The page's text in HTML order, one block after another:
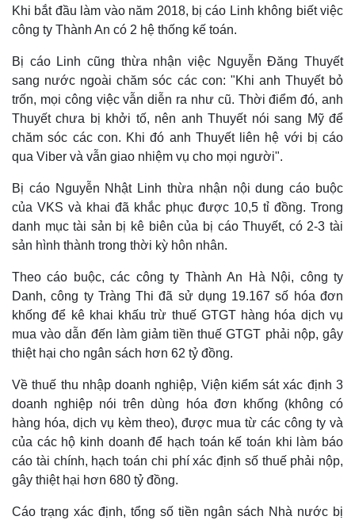
Kinh tế
Bất động sản
Thị trường
Giá vàng
Tỷ giá
Chứng khoán
Giá cà phê
Khi bắt đầu làm vào năm 2018, bị cáo Linh không biết việc
công ty Thành An có 2 hệ thống kế toán.
Bị cáo Linh cũng thừa nhận việc Nguyễn Đăng Thuyết
sang nước ngoài chăm sóc các con: "Khi anh Thuyết bỏ
trốn, mọi công việc vẫn diễn ra như cũ. Thời điểm đó, anh
Thuyết chưa bị khởi tố, nên anh Thuyết nói sang Mỹ để
chăm sóc các con. Khi đó anh Thuyết liên hệ với bị cáo
qua Viber và vẫn giao nhiệm vụ cho mọi người".
Bị cáo Nguyễn Nhật Linh thừa nhận nội dung cáo buộc
của VKS và khai đã khắc phục được 10,5 tỉ đồng. Trong
danh mục tài sản bị kê biên của bị cáo Thuyết, có 2-3 tài
sản hình thành trong thời kỳ hôn nhân.
Theo cáo buộc, các công ty Thành An Hà Nội, công ty
Danh, công ty Tràng Thi đã sử dụng 19.167 số hóa đơn
khống để kê khai khấu trừ thuế GTGT hàng hóa dịch vụ
mua vào dẫn đến làm giảm tiền thuế GTGT phải nộp, gây
thiệt hại cho ngân sách hơn 62 tỷ đồng.
Về thuế thu nhập doanh nghiệp, Viện kiểm sát xác định 3
doanh nghiệp nói trên dùng hóa đơn khống (không có
hàng hóa, dịch vụ kèm theo), được mua từ các công ty và
của các hộ kinh doanh để hạch toán kế toán khi làm báo
cáo tài chính, hạch toán chi phí xác định số thuế phải nộp,
gây thiệt hại hơn 680 tỷ đồng.
Cáo trạng xác định, tổng số tiền ngân sách Nhà nước bị